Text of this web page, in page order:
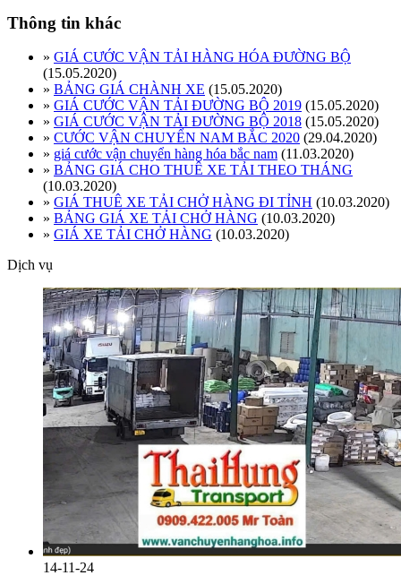
Thông tin khác
» GIÁ CƯỚC VẬN TẢI HÀNG HÓA ĐƯỜNG BỘ
(15.05.2020)
» BẢNG GIÁ CHÀNH XE (15.05.2020)
» GIÁ CƯỚC VẬN TẢI ĐƯỜNG BỘ 2019 (15.05.2020)
» GIÁ CƯỚC VẬN TẢI ĐƯỜNG BỘ 2018 (15.05.2020)
» CƯỚC VẬN CHUYỂN NAM BẮC 2020 (29.04.2020)
» giá cước vận chuyển hàng hóa bắc nam (11.03.2020)
» BẢNG GIÁ CHO THUÊ XE TẢI THEO THÁNG
(10.03.2020)
» GIÁ THUÊ XE TẢI CHỞ HÀNG ĐI TỈNH (10.03.2020)
» BẢNG GIÁ XE TẢI CHỞ HÀNG (10.03.2020)
» GIÁ XE TẢI CHỞ HÀNG (10.03.2020)
Dịch vụ
14-11-24